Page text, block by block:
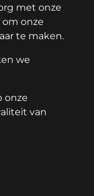
met onze
onze
te maken.
we
onze
van